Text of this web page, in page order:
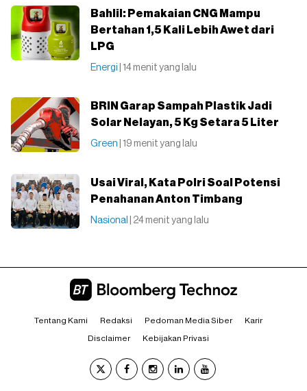
Bahlil: Pemakaian CNG Mampu
Bertahan 1,5 Kali Lebih Awet dari
LPG
Energi | 14 menit yang lalu
BRIN Garap Sampah Plastik Jadi
Solar Nelayan, 5 Kg Setara 5 Liter
Green | 19 menit yang lalu
Usai Viral, Kata Polri Soal Potensi
Penahanan Anton Timbang
Nasional | 24 menit yang lalu
Tentang Kami Redaksi Pedoman Media Siber Karir
Disclaimer Kebijakan Privasi